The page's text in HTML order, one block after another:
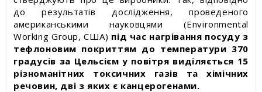
до результатів дослідження, проведеного
американськими науковцями (Environmental
Working Group, США) під час нагрівання посуду з
тефлоновим покриттям до температури 370
градусів за Цельсієм у повітря виділяється 15
різноманітних токсичних газів та хімічних
речовин, дві з яких є канцерогенами.